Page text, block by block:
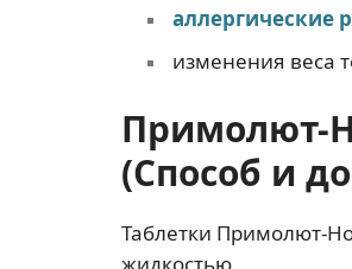
аллергические
изменения веса
Примолют-
(Способ и
Таблетки Примолют-